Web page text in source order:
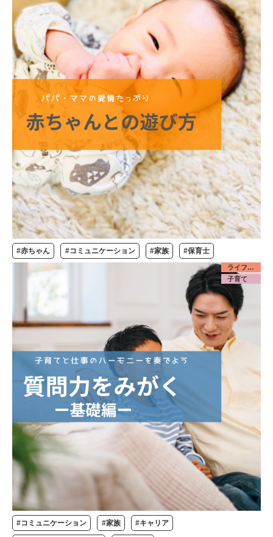
#赤ちゃん #コミュニケーション #家族 #保育士
ライフデザイン／みんな
子育て
#コミュニケーション #家族 #キャリア